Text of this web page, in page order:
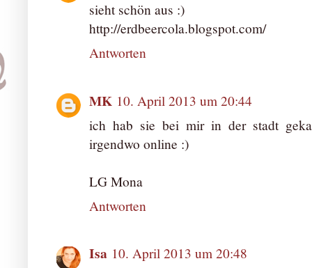
sieht schön aus :)
http://erdbeercola.blogspot.com/
Antworten
MK 10. April 2013 um 20:44
ich hab sie bei mir in der stadt
irgendwo online :)
LG Mona
Antworten
Isa 10. April 2013 um 20:48